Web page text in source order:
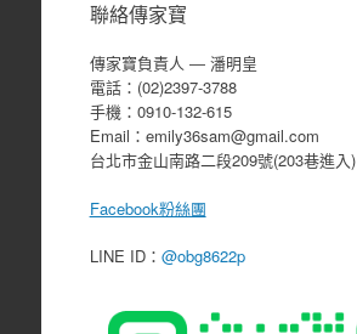
聯絡傳家寶
傳家寶負責人 ― 潘明皇
電話：(02)2397-3788
手機：0910-132-615
Email：emily36sam@gmail.com
台北市金山南路二段209號(203巷進入)
Facebook粉絲團
LINE ID： @obg8622p